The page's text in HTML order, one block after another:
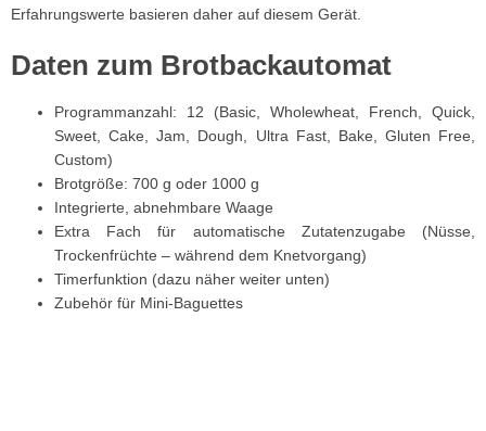
Erfahrungswerte basieren daher auf diesem Gerät.
Daten zum Brotbackautomat
Programmanzahl: 12 (Basic, Wholewheat, French, Quick,
Sweet, Cake, Jam, Dough, Ultra Fast, Bake, Gluten Free,
Custom)
Brotgröße: 700 g oder 1000 g
Integrierte, abnehmbare Waage
Extra Fach für automatische Zutatenzugabe (Nüsse,
Trockenfrüchte – während dem Knetvorgang)
Timerfunktion (dazu näher weiter unten)
Zubehör für Mini-Baguettes